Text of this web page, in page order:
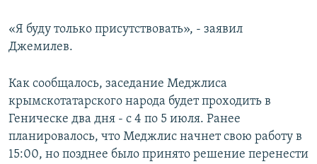
«Я буду только присутствовать», - заявил
Джемилев.
Как сообщалось, заседание Меджлиса
крымскотатарского народа будет проходить в
Геническе два дня - с 4 по 5 июля. Ранее
планировалось, что Меджлис начнет свою работу в
15:00, но позднее было принято решение перенести